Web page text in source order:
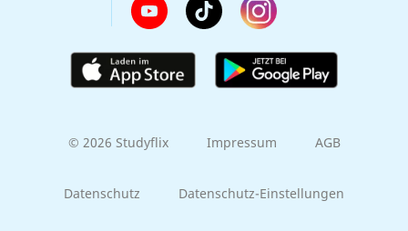
© 2026 Studyflix Impressum AGB
Datenschutz Datenschutz-Einstellungen